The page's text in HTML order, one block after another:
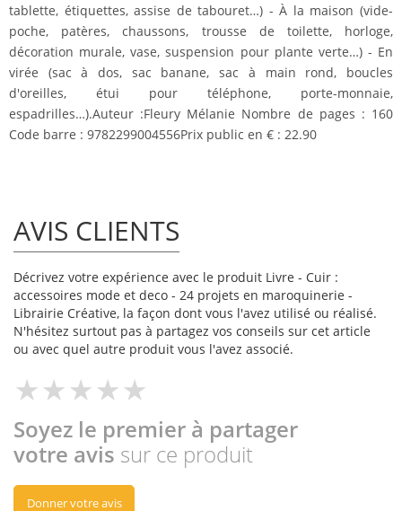
tablette, étiquettes, assise de tabouret…) - À la maison (vide-
poche, patères, chaussons, trousse de toilette, horloge,
décoration murale, vase, suspension pour plante verte…) - En
virée (sac à dos, sac banane, sac à main rond, boucles
d'oreilles, étui pour téléphone, porte-monnaie,
espadrilles…).Auteur :Fleury Mélanie Nombre de pages : 160
Code barre : 9782299004556Prix public en € : 22.90
AVIS CLIENTS
Décrivez votre expérience avec le produit Livre - Cuir :
accessoires mode et deco - 24 projets en maroquinerie -
Librairie Créative, la façon dont vous l'avez utilisé ou réalisé.
N'hésitez surtout pas à partagez vos conseils sur cet article
ou avec quel autre produit vous l'avez associé.
Soyez le premier à partager
votre avis sur ce produit
Donner votre avis